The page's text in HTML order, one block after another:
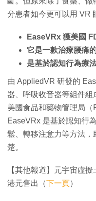
分患者如今更可以用 VR
EaseVRx 獲美國
它是一款治療腰痛
是基於認知行為療
由 AppliedVR 研發的
器、呼吸收音器等組件
美國食品和藥物管理局（
EaseVRx 是基於認知行
鬆、轉移注意力等方法
楚。
【其他報道】元宇宙虛
港元售出（下一頁）